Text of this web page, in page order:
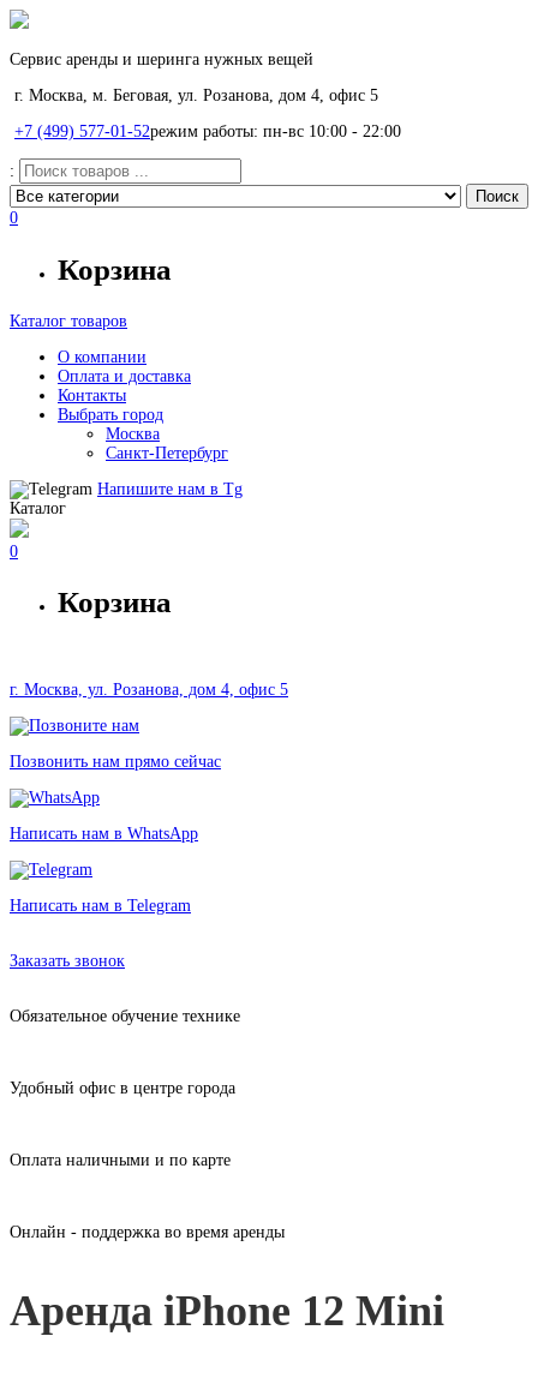
Сервис аренды и шеринга нужных вещей
г. Москва, м. Беговая, ул. Розанова, дом 4, офис 5
+7 (499) 577-01-52режим работы: пн-вс 10:00 - 22:00
:
0
Корзина
Каталог товаров
О компании
Оплата и доставка
Контакты
Выбрать город
Москва
Санкт-Петербург
Напишите нам в Tg
Каталог
0
Корзина
г. Москва, ул. Розанова, дом 4, офис 5
Позвонить нам прямо сейчас
Написать нам в WhatsApp
Написать нам в Telegram
Заказать звонок
Обязательное обучение технике
Удобный офис в центре города
Оплата наличными и по карте
Онлайн - поддержка во время аренды
Аренда iPhone 12 Mini